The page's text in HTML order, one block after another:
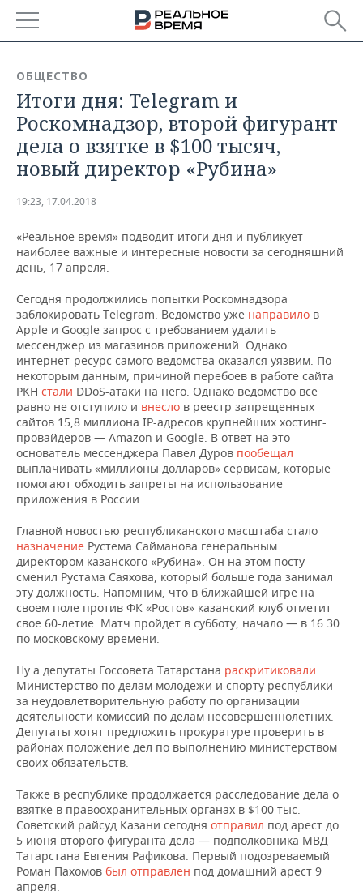
БАШКОРТОСТАН
ТАТАРСТАН
УДМУРТИЯ
НОВОСТИ
АНАЛИТИКА
НОВОСТИ АНАЛИТИКИ
ДЕКЛАРАЦИИ О ДОХОДАХ
КОРОЛИ ГОСЗАКАЗА ПФО
КОМУ ПРИНАДЛЕЖАТ
ТОРГОВЫЕ ЦЕНТРЫ
ТАТАРСТАНА
ЭКОНОМИКА
НОВОСТИ ЭКОНОМИКИ
ФИНАНСЫ
БЮДЖЕТ
ИНВЕСТИЦИИ
ПРОМЫШЛЕННОСТЬ
НОВОСТИ
ПРОМЫШЛЕННОСТИ
АГРОПРОМ
МАШИНОСТРОЕНИЕ
НЕФТЕХИМИЯ
НЕФТЬ
ОПК
ЭНЕРГЕТИКА
НЕДВИЖИМОСТЬ
НОВОСТИ АВТО
БИЗНЕС
НОВОСТИ БИЗНЕСА
РОЗНИЧНАЯ ТОРГОВЛЯ
ТРАНСПОРТ
УСЛУГИ
ТЕХНОЛОГИИ
НОВОСТИ ТЕХНОЛОГИЙ
IT
МЕДИА
ТЕЛЕКОММУНИКАЦИИ
МЕРОПРИЯТИЯ
НОВОСТИ МЕРОПРИЯТИЙ
ВЫЕЗДНАЯ РЕДАКЦИЯ
БИЗНЕС-БРАНЧИ
ONLINE-КОНФЕРЕНЦИИ
ОТКРЫТАЯ ЛЕКЦИЯ
СПОРТ
НОВОСТИ СПОРТА
ФУТБОЛ
ХОККЕЙ
БАСКЕТБОЛ
ВОЛЕЙБОЛ
ФИГУРНОЕ КАТАНИЕ
ВОДНЫЕ ВИДЫ СПОРТА
ХОККЕЙ С МЯЧОМ
ОБЩЕСТВО
НОВОСТИ ОБЩЕСТВА
ВЛАСТЬ
ИНФРАСТРУКТУРА
ИСТОРИЯ
МЕДИЦИНА
ОБРАЗОВАНИЕ
ПРОИСШЕСТВИЯ
ФОТОГАЛЕРЕЯ
СЮЖЕТЫ
СПРАВОЧНИК
СПИСОК ПЕРСОН
ПОЛНАЯ ВЕРСИЯ
ОБЩЕСТВО
Итоги дня: Telegram и
Роскомнадзор, второй фигурант
дела о взятке в $100 тысяч,
новый директор «Рубина»
19:23, 17.04.2018
«Реальное время» подводит итоги дня и публикует
наиболее важные и интересные новости за сегодняшний
день, 17 апреля.
Сегодня продолжились попытки Роскомнадзора
заблокировать Telegram. Ведомство уже направило в
Apple и Google запрос с требованием удалить
мессенджер из магазинов приложений. Однако
интернет-ресурс самого ведомства оказался уязвим. По
некоторым данным, причиной перебоев в работе сайта
РКН стали DDoS-атаки на него. Однако ведомство все
равно не отступило и внесло в реестр запрещенных
сайтов 15,8 миллиона IP-адресов крупнейших хостинг-
провайдеров — Amazon и Google. В ответ на это
основатель мессенджера Павел Дуров пообещал
выплачивать «миллионы долларов» сервисам, которые
помогают обходить запреты на использование
приложения в России.
Главной новостью республиканского масштаба стало
назначение Рустема Сайманова генеральным
директором казанского «Рубина». Он на этом посту
сменил Рустама Саяхова, который больше года занимал
эту должность. Напомним, что в ближайшей игре на
своем поле против ФК «Ростов» казанский клуб отметит
свое 60-летие. Матч пройдет в субботу, начало — в 16.30
по московскому времени.
Ну а депутаты Госсовета Татарстана раскритиковали
Министерство по делам молодежи и спорту республики
за неудовлетворительную работу по организации
деятельности комиссий по делам несовершеннолетних.
Депутаты хотят предложить прокуратуре проверить в
районах положение дел по выполнению министерством
своих обязательств.
Также в республике продолжается расследование дела о
взятке в правоохранительных органах в $100 тыс.
Советский райсуд Казани сегодня отправил под арест до
5 июня второго фигуранта дела — подполковника МВД
Татарстана Евгения Рафикова. Первый подозреваемый
Роман Пахомов был отправлен под домашний арест 9
апреля.